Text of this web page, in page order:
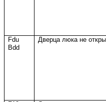
Fdu
Bdd
Дверца люка не